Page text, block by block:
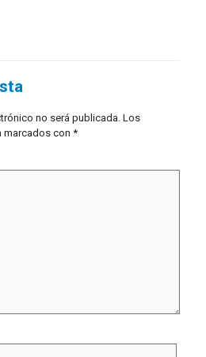
no será publicada. Los
con *